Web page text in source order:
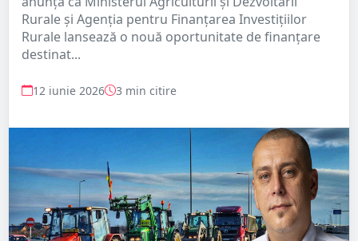
Rurale și Agenția pentru Finanțarea Investițiilor
Rurale lansează o nouă oportunitate de finanțare
destinat...
12 iunie 2026 3 min citire